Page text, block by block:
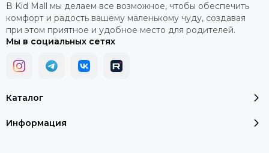
Каталог
Информация
В Kid Mall мы делаем все возможное, чтобы обеспечить
комфорт и радость вашему маленькому чуду, создавая
при этом приятное и удобное место для родителей.
Мы в социальных сетях